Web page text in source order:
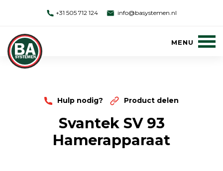
+31 505 712 124 info@basystemen.nl
Hulp nodig? Product delen
Svantek SV 93
Hamerapparaat